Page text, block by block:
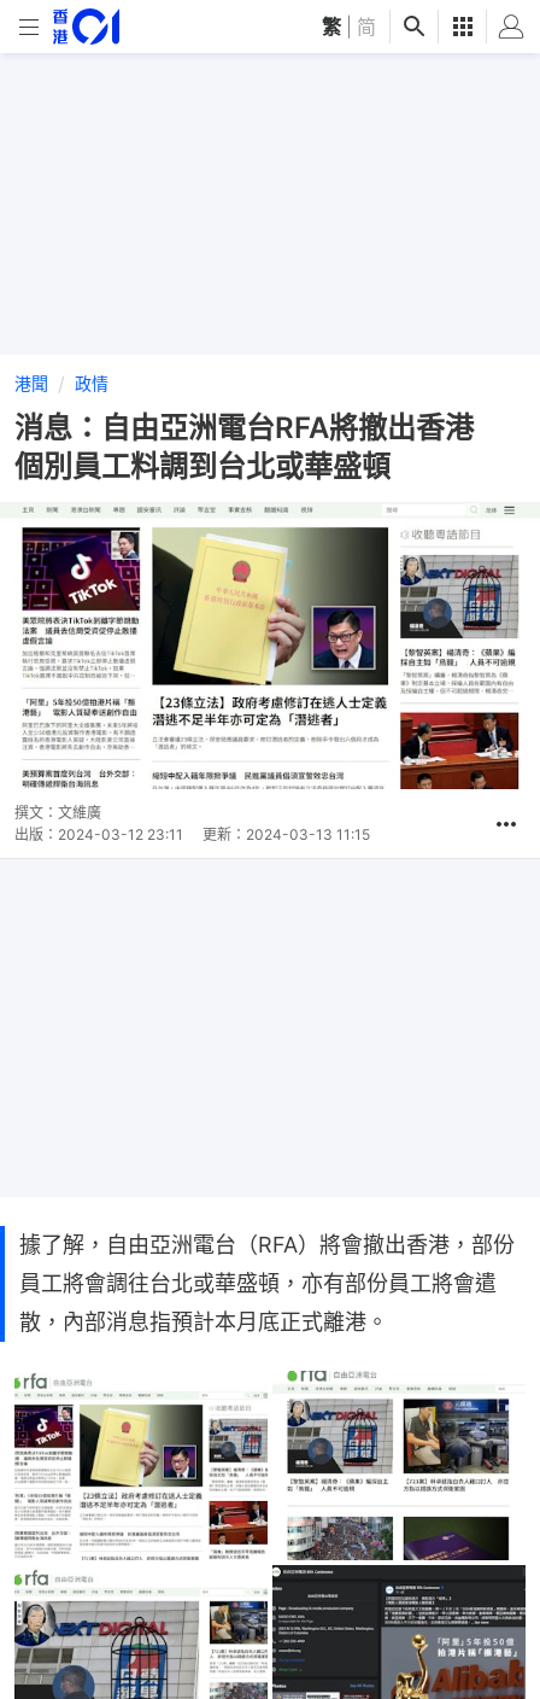
繁 简
港聞 政情
消息：自由亞洲電台RFA將撤出香港
個別員工料調到台北或華盛頓
撰文： 文維廣
出版： 2024-03-12 23:11 更新： 2024-03-13 11:15
據了解，自由亞洲電台（RFA）將會撤出香港，部份
員工將會調往台北或華盛頓，亦有部份員工將會遣
散，內部消息指預計本月底正式離港。